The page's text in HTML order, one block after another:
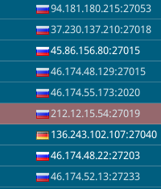
94.181.180.215:27053
37.230.137.210:27018
45.86.156.80:27015
46.174.48.129:27015
46.174.55.173:2020
212.12.15.54:27019
136.243.102.107:27040
46.174.48.22:27203
46.174.52.13:27233